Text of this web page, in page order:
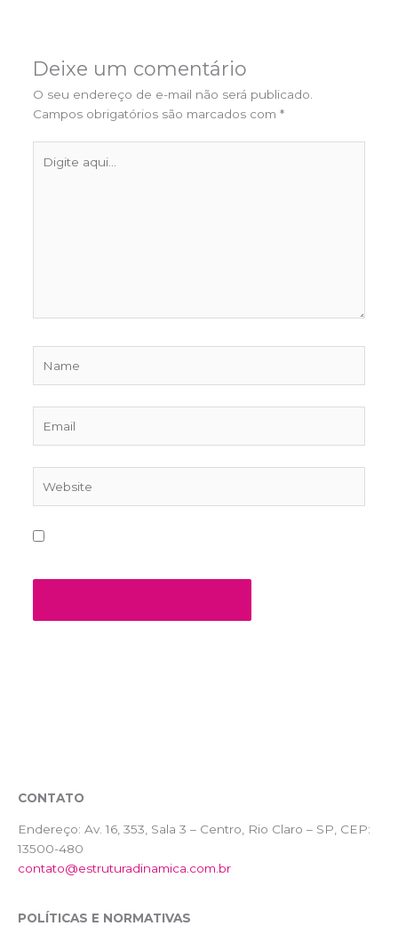
Deixe um comentário
O seu endereço de e-mail não será publicado.
Campos obrigatórios são marcados com *
aqui...
CONTATO
Endereço: Av. 16, 353, Sala 3 – Centro, Rio Claro – SP, CEP:
13500-480
contato@estruturadinamica.com.br
POLÍTICAS E NORMATIVAS